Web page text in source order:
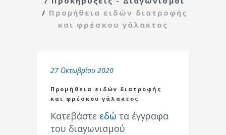
/ Προμήθεια ειδών διατροφής
και φρέσκου γάλακτος
27 Οκτωβρίου 2020
Προμήθεια ειδών διατροφής
και φρέσκου γάλακτος
Κατεβάστε εδώ τα έγγραφα
του διαγωνισμού